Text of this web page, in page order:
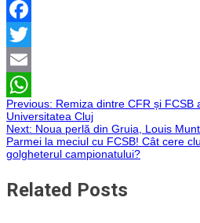
Facebook
Twitter
Email
WhatsApp
Navigare
în
Previous: Remiza dintre CFR și FCSB
Universitatea Cluj
Next: Noua perlă din Gruia, Louis
Parmei la meciul cu FCSB! Cât cere
golgheterul campionatului?
Related Posts